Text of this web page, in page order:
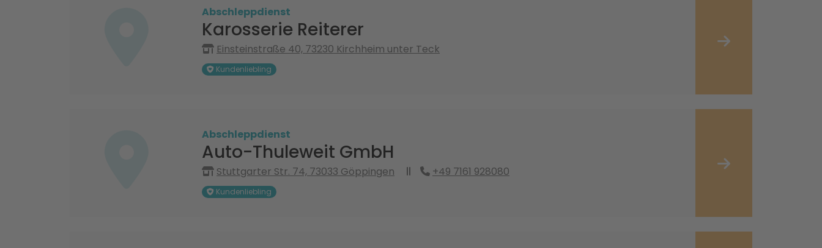
Abschleppdienst
Karosserie Reiterer
Einsteinstraße 40, 73230 Kirchheim unter Teck
Kundenliebling
Abschleppdienst
Auto-Thuleweit GmbH
Stuttgarter Str. 74, 73033 Göppingen +49 7161 928080
Kundenliebling